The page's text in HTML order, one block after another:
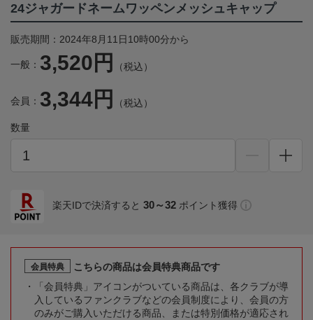
24ジャガードネームワッペンメッシュキャップ
販売期間：2024年8月11日10時00分から
一般： 3,520円 （税込）
会員： 3,344円 （税込）
数量
楽天IDで決済すると 30～32 ポイント獲得
会員特典
こちらの商品は会員特典商品です
「会員特典」アイコンがついている商品は、各クラブが導
入しているファンクラブなどの会員制度により、会員の方
のみがご購入いただける商品、または特別価格が適応され